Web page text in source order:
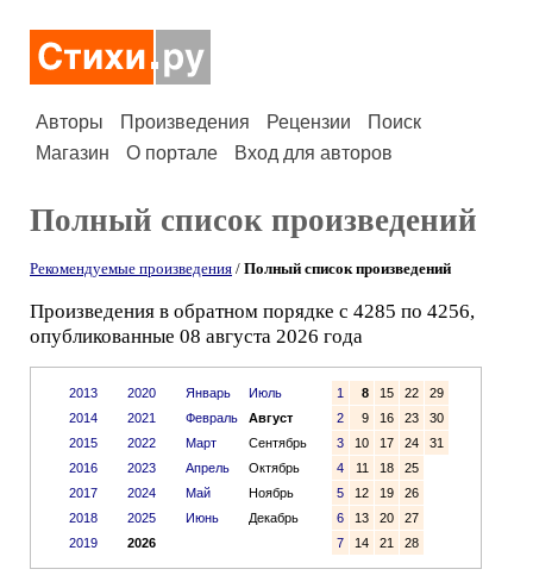
Авторы Произведения Рецензии
Поиск
Магазин
О портале Вход для авторов
Полный список произведений
Рекомендуемые произведения / Полный список произведений
Произведения в обратном порядке с 4285 по 4256,
опубликованные 08 августа 2026 года
2013
2014
2015
2016
2017
2018
2019
2020
2021
2022
2023
2024
2025
2026
Январь
Июль
Февраль
Август
Март
Сентябрь
Апрель
Октябрь
Май
Ноябрь
Июнь
Декабрь
1 8 15 22
29
2
9 16 23
30
3
10 17 24
31
4
11 18
25
5
12 19
26
6
13 20
27
7
14 21 28